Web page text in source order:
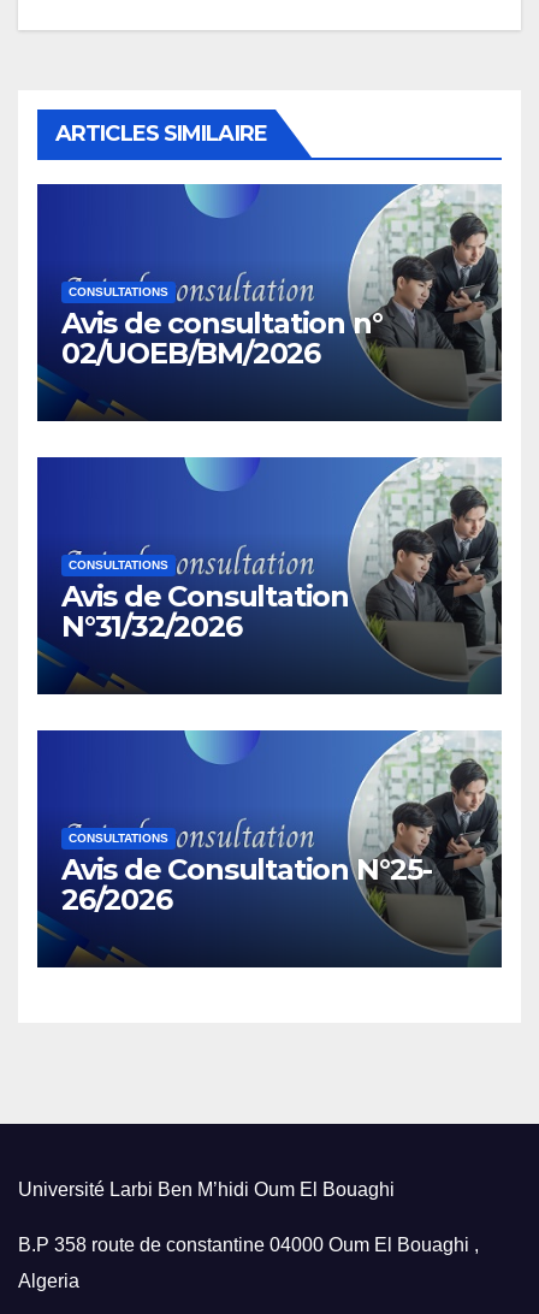
ARTICLES SIMILAIRE
CONSULTATIONS
Avis de consultation n°
02/UOEB/BM/2026
CONSULTATIONS
Avis de Consultation
N°31/32/2026
CONSULTATIONS
Avis de Consultation N°25-
26/2026
Université Larbi Ben M’hidi Oum El Bouaghi
B.P 358 route de constantine 04000 Oum El Bouaghi ,
Algeria